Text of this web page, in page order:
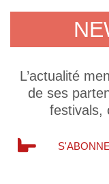
L’actualité
de ses
festivals,